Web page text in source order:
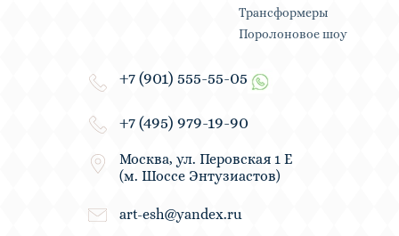
Трансформеры
Поролоновое шоу
+7 (901) 555-55-05
+7 (495) 979-19-90
Москва, ул. Перовская 1 Е
(м. Шоссе Энтузиастов)
art-esh@yandex.ru